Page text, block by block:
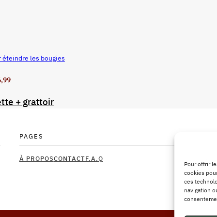
Pour offrir
cookies
ces
navigation
éteindre les bougies
+ grattoir
PAGES
À PROPOSCONTACTF.A.Q